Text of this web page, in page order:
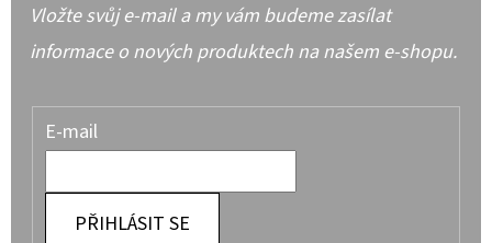
Vložte svůj e-mail a my vám budeme zasílat
informace o nových produktech na našem e-shopu.
E-mail
PŘIHLÁSIT SE